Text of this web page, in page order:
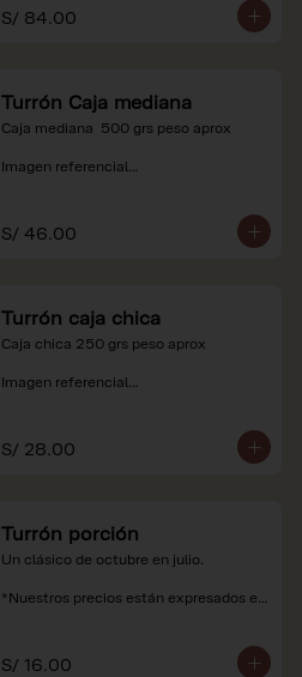
S/ 84.00
Turrón Caja mediana
Caja mediana  500 grs peso aprox
Imagen referencial
soles e incluyen impuestos de ley y
recargo al consumo.
S/ 46.00
Turrón caja chica
Caja chica 250 grs peso aprox
Imagen referencial
soles e incluyen impuestos de ley y
recargo al consumo.
S/ 28.00
Turrón porción
Un clásico de octubre en julio.
*Nuestros precios están expresados en
S/ 16.00